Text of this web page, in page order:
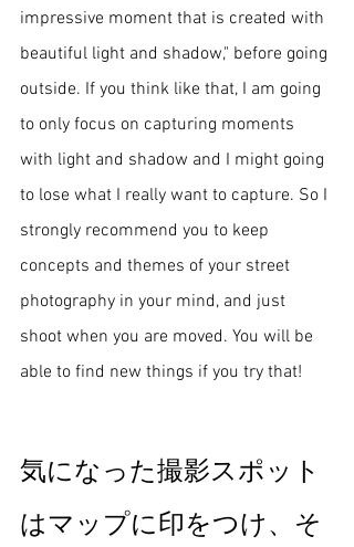
impressive moment that is created with
beautiful light and shadow," before going
outside. If you think like that, I am going
to only focus on capturing moments
with light and shadow and I might going
to lose what I really want to capture. So I
strongly recommend you to keep
concepts and themes of your street
photography in your mind, and just
shoot when you are moved. You will be
able to find new things if you try that!
気になった撮影スポット
はマップに印をつけ、そ